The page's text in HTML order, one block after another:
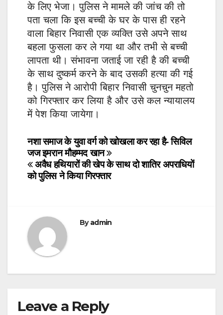
के लिए भेजा। पुलिस ने मामले की जांच की तो
पता चला कि इस बच्ची के घर के पास ही रहने
वाला बिहार निवासी एक व्यक्ति उसे अपने साथ
बहला फुसला कर ले गया था और तभी से बच्ची
लापता थी। संभावना जताई जा रही है की बच्ची
के साथ दुष्कर्म करने के बाद उसकी हत्या की गई
है। पुलिस ने आरोपी बिहार निवासी चुनचुन महतो
को गिरफ्तार कर लिया है और उसे कल न्यायालय
में पेश किया जायेगा।
Post
navigation
नशा समाज के युवा वर्ग को खोखला कर रहा है- सिविल
जज इमरान मौहम्मद खान
अवैध हथियारों की खेप के साथ दो शातिर अपराधियों
को पुलिस ने किया गिरफ्तार
Byadmin
Leave a Reply